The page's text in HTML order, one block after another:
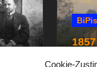
Cookie-